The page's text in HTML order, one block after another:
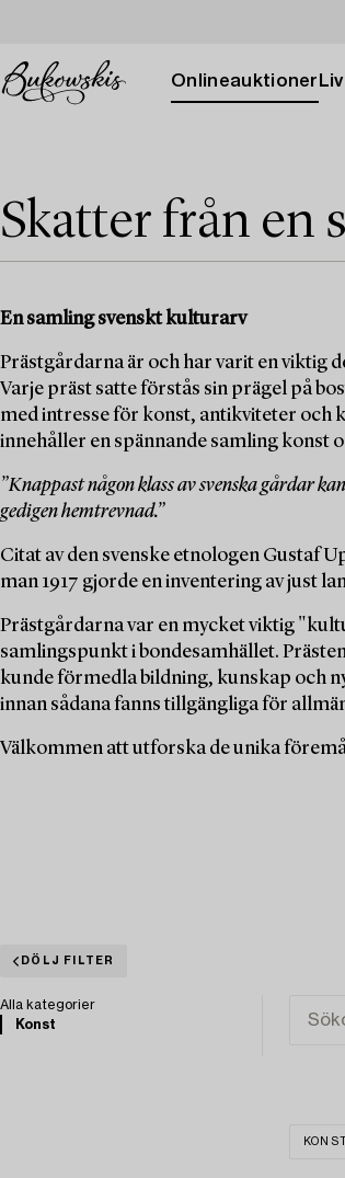
Onlineauktioner
Skatter från en
En samling svenskt kulturarv
Prästgårdarna är och har varit en viktig
Varje präst satte förstås sin prägel på
med intresse för konst, antikviteter och
innehåller en spännande samling konst
”Knappast någon klass av svenska gårdar
gedigen hemtrevnad.”
Citat av den svenske etnologen Gustaf
man 1917 gjorde en inventering av just
Prästgårdarna var en mycket viktig
samlingspunkt i bondesamhället.
kunde förmedla bildning, kunskap och
innan sådana fanns tillgängliga för
Välkommen att utforska de unika
DÖLJ FILTER
Alla kategorier
Konst
KONST